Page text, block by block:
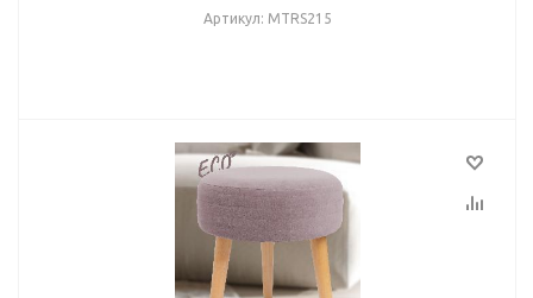
Артикул: MTRS215